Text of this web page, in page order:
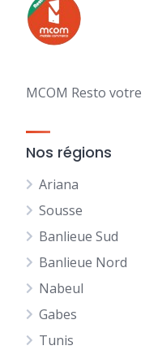
MCOM Resto
Nos régions
Ariana
Sousse
Banlieue Sud
Banlieue Nord
Nabeul
Gabes
Tunis